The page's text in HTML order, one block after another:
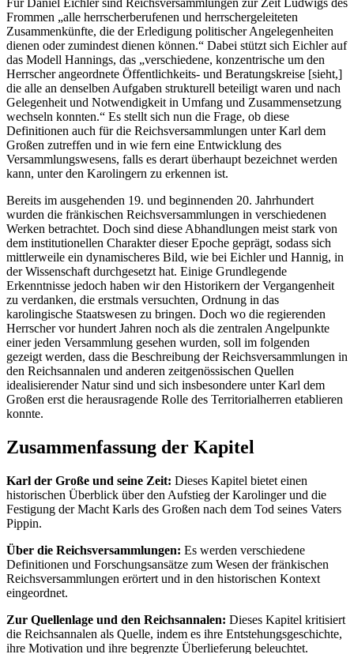
Für Daniel Eichler sind Reichsversammlungen zur Zeit Ludwigs des
Frommen „alle herrscherberufenen und herrschergeleiteten
Zusammenkünfte, die der Erledigung politischer Angelegenheiten
dienen oder zumindest dienen können.“ Dabei stützt sich Eichler auf
das Modell Hannings, das „verschiedene, konzentrische um den
Herrscher angeordnete Öffentlichkeits- und Beratungskreise [sieht,]
die alle an denselben Aufgaben strukturell beteiligt waren und nach
Gelegenheit und Notwendigkeit in Umfang und Zusammensetzung
wechseln konnten.“ Es stellt sich nun die Frage, ob diese
Definitionen auch für die Reichsversammlungen unter Karl dem
Großen zutreffen und in wie fern eine Entwicklung des
Versammlungswesens, falls es derart überhaupt bezeichnet werden
kann, unter den Karolingern zu erkennen ist.
Bereits im ausgehenden 19. und beginnenden 20. Jahrhundert
wurden die fränkischen Reichsversammlungen in verschiedenen
Werken betrachtet. Doch sind diese Abhandlungen meist stark von
dem institutionellen Charakter dieser Epoche geprägt, sodass sich
mittlerweile ein dynamischeres Bild, wie bei Eichler und Hannig, in
der Wissenschaft durchgesetzt hat. Einige Grundlegende
Erkenntnisse jedoch haben wir den Historikern der Vergangenheit
zu verdanken, die erstmals versuchten, Ordnung in das
karolingische Staatswesen zu bringen. Doch wo die regierenden
Herrscher vor hundert Jahren noch als die zentralen Angelpunkte
einer jeden Versammlung gesehen wurden, soll im folgenden
gezeigt werden, dass die Beschreibung der Reichsversammlungen in
den Reichsannalen und anderen zeitgenössischen Quellen
idealisierender Natur sind und sich insbesondere unter Karl dem
Großen erst die herausragende Rolle des Territorialherren etablieren
konnte.
Zusammenfassung der Kapitel
Karl der Große und seine Zeit: Dieses Kapitel bietet einen
historischen Überblick über den Aufstieg der Karolinger und die
Festigung der Macht Karls des Großen nach dem Tod seines Vaters
Pippin.
Über die Reichsversammlungen: Es werden verschiedene
Definitionen und Forschungsansätze zum Wesen der fränkischen
Reichsversammlungen erörtert und in den historischen Kontext
eingeordnet.
Zur Quellenlage und den Reichsannalen: Dieses Kapitel kritisiert
die Reichsannalen als Quelle, indem es ihre Entstehungsgeschichte,
ihre Motivation und ihre begrenzte Überlieferung beleuchtet.